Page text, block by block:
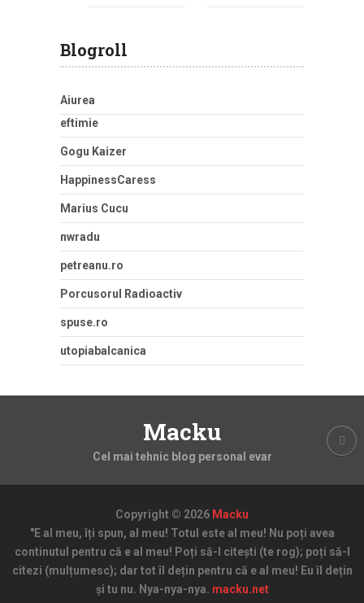
Blogroll
Aiurea
eftimie
Gogu Kaizer
HappinessCaress
Marius Cucu
nwradu
petreanu.ro
Porcusorul Radioactiv
spuse.ro
utopiabalcanica
Macku
Cel mai tehnic blog personal evar
Copyright © 2026 Macku
"E al meu, îți spun, al meu! Totul este al meu! Nu poți avea
continutul pentru că e al meu! Poți să-l citești (te rog); poți să-l
citezi (mulțumesc); dar tot îl dețin pentru că e al meu! Eu îl dețin
și tu nu. Nya-nya-nya. macku.net